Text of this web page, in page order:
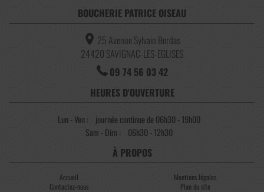
BOUCHERIE PATRICE OISEAU
25 Avenue Sylvain Bordas
24420 SAVIGNAC-LES-EGLISES
09 74 56 03 42
HEURES D'OUVERTURE
Lun - Ven :
journée continue de 06h30 - 19h00
Sam - Dim :
06h30 - 12h30
À PROPOS
Accueil
Contactez-nous
Mentions légales
Plan du site